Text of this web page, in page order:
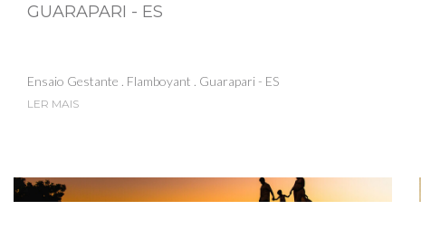
GUARAPARI - ES
Ensaio Gestante . Flamboyant . Guarapari - ES
LER MAIS